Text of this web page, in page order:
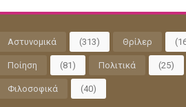
Αστυνομικά (313) Θρίλερ
Ποίηση (81) Πολιτικά (25)
Φιλοσοφικά (40)